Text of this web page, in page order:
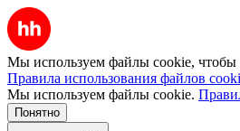
Мы используем файлы cookie, чтобы
Правила использования файлов
Мы используем файлы cookie.
Понятно